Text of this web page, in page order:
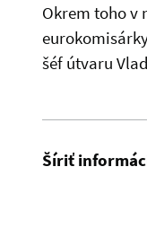
Okrem toho v
šéf útvaru
Šíriť